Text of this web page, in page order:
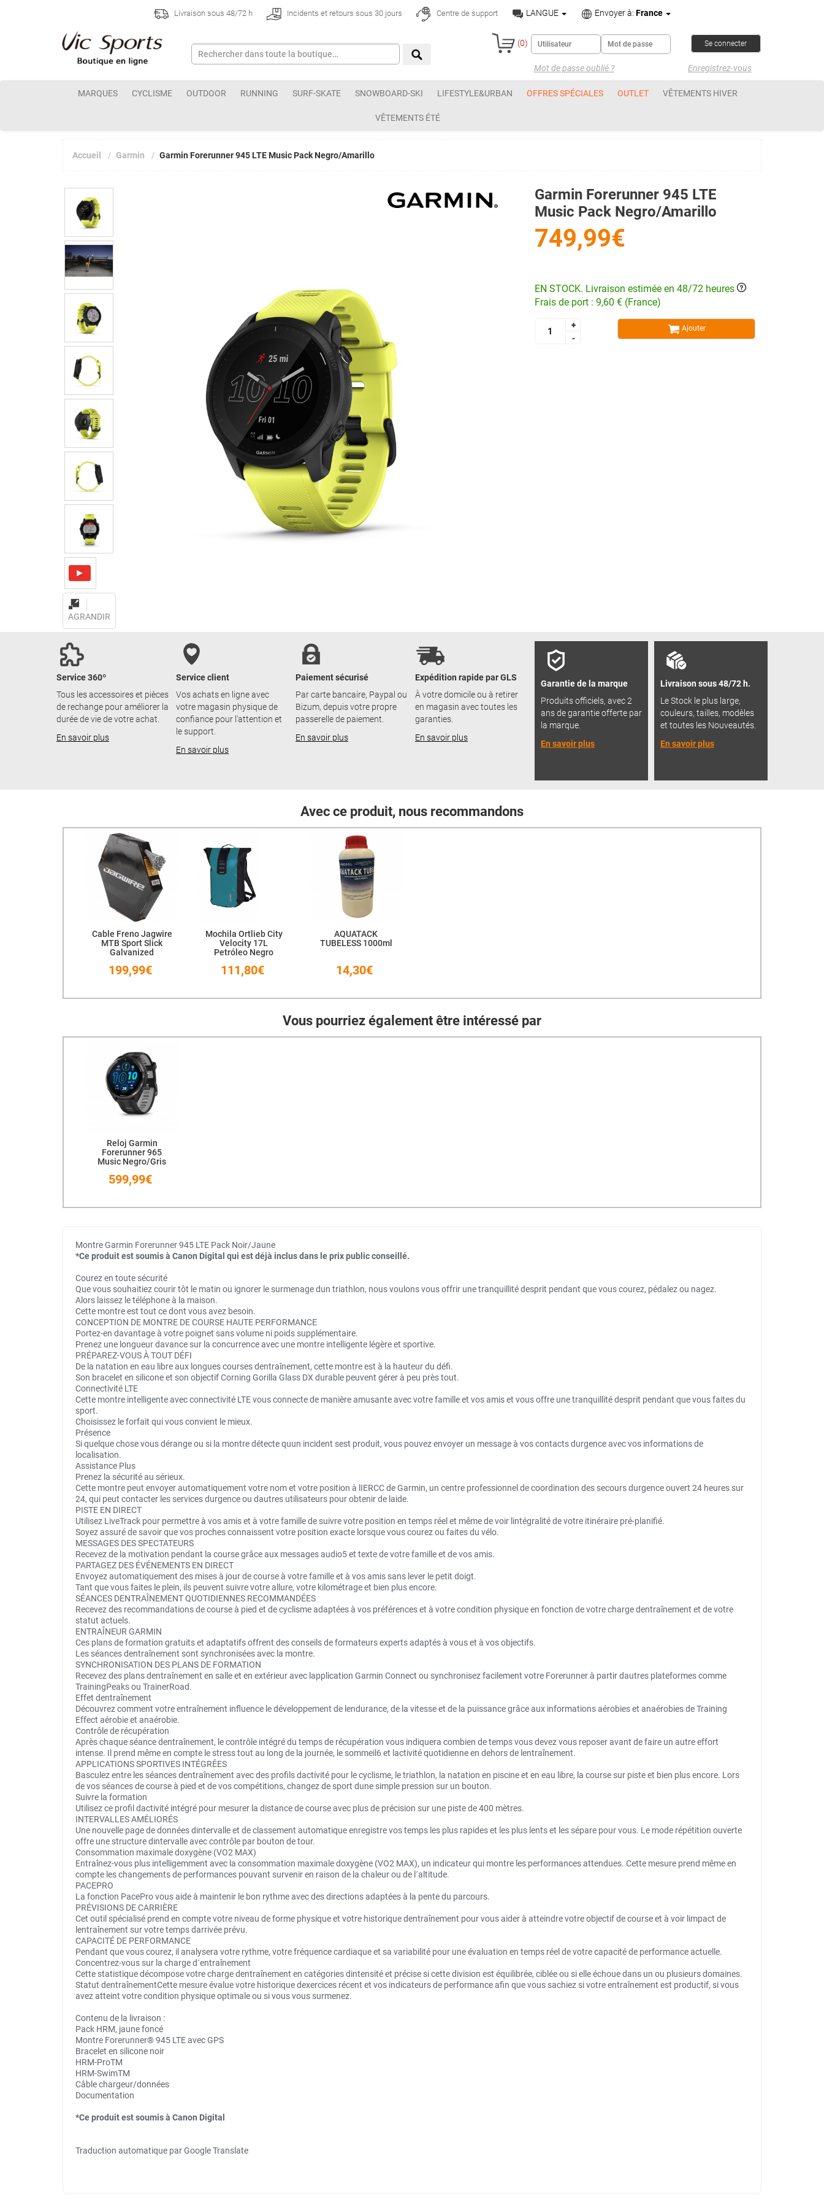
Livraison sous 48/72 h Incidents et retours sous 30 jours Centre de support LANGUE Envoyer à: France
(0)
Mot de passe oublié ? Enregistrez-vous
MARQUES CYCLISME OUTDOOR RUNNING SURF-SKATE SNOWBOARD-SKI LIFESTYLE&URBAN OFFRES SPÉCIALES OUTLET VÊTEMENTS HIVER
VÊTEMENTS ÉTÉ
Accueil Garmin Garmin Forerunner 945 LTE Music Pack Negro/Amarillo
AGRANDIR
Garmin Forerunner 945 LTE
Music Pack Negro/Amarillo
749,99€
EN STOCK. Livraison estimée en 48/72 heures
Frais de port : 9,60 € (France)
+
-
+
-
Ajouter
Service 360º
Tous les accessoires et pièces
de rechange pour améliorer la
durée de vie de votre achat.
En savoir plus
Service client
Vos achats en ligne avec
votre magasin physique de
confiance pour l'attention et
le support.
En savoir plus
Paiement sécurisé
Par carte bancaire, Paypal ou
Bizum, depuis votre propre
passerelle de paiement.
En savoir plus
Expédition rapide par GLS
À votre domicile ou à retirer
en magasin avec toutes les
garanties.
En savoir plus
Garantie de la marque
Produits officiels, avec 2
ans de garantie offerte par
la marque.
En savoir plus
Livraison sous 48/72 h.
Le Stock le plus large,
couleurs, tailles, modèles
et toutes les Nouveautés.
En savoir plus
Avec ce produit, nous recommandons
Cable Freno Jagwire
MTB Sport Slick
Galvanized
Sram/Shimano
199,99€
Mochila Ortlieb City
Velocity 17L
Petróleo Negro
111,80€
AQUATACK
TUBELESS 1000ml
14,30€
Vous pourriez également être intéressé par
Reloj Garmin
Forerunner 965
Music Negro/Gris
599,99€
Montre Garmin Forerunner 945 LTE Pack Noir/Jaune
*Ce produit est soumis à Canon Digital qui est déjà inclus dans le prix public conseillé.
Courez en toute sécurité
Que vous souhaitiez courir tôt le matin ou ignorer le surmenage dun triathlon, nous voulons vous offrir une tranquillité desprit pendant que vous courez, pédalez ou nagez.
Alors laissez le téléphone à la maison.
Cette montre est tout ce dont vous avez besoin.
CONCEPTION DE MONTRE DE COURSE HAUTE PERFORMANCE
Portez-en davantage à votre poignet sans volume ni poids supplémentaire.
Prenez une longueur davance sur la concurrence avec une montre intelligente légère et sportive.
PRÉPAREZ-VOUS À TOUT DÉFI
De la natation en eau libre aux longues courses dentraînement, cette montre est à la hauteur du défi.
Son bracelet en silicone et son objectif Corning Gorilla Glass DX durable peuvent gérer à peu près tout.
Connectivité LTE
Cette montre intelligente avec connectivité LTE vous connecte de manière amusante avec votre famille et vos amis et vous offre une tranquillité desprit pendant que vous faites du
sport.
Choisissez le forfait qui vous convient le mieux.
Présence
Si quelque chose vous dérange ou si la montre détecte quun incident sest produit, vous pouvez envoyer un message à vos contacts durgence avec vos informations de
localisation.
Assistance Plus
Prenez la sécurité au sérieux.
Cette montre peut envoyer automatiquement votre nom et votre position à lIERCC de Garmin, un centre professionnel de coordination des secours durgence ouvert 24 heures sur
24, qui peut contacter les services durgence ou dautres utilisateurs pour obtenir de laide.
PISTE EN DIRECT
Utilisez LiveTrack pour permettre à vos amis et à votre famille de suivre votre position en temps réel et même de voir lintégralité de votre itinéraire pré-planifié.
Soyez assuré de savoir que vos proches connaissent votre position exacte lorsque vous courez ou faites du vélo.
MESSAGES DES SPECTATEURS
Recevez de la motivation pendant la course grâce aux messages audio5 et texte de votre famille et de vos amis.
PARTAGEZ DES ÉVÉNEMENTS EN DIRECT
Envoyez automatiquement des mises à jour de course à votre famille et à vos amis sans lever le petit doigt.
Tant que vous faites le plein, ils peuvent suivre votre allure, votre kilométrage et bien plus encore.
SÉANCES DENTRAÎNEMENT QUOTIDIENNES RECOMMANDÉES
Recevez des recommandations de course à pied et de cyclisme adaptées à vos préférences et à votre condition physique en fonction de votre charge dentraînement et de votre
statut actuels.
ENTRAÎNEUR GARMIN
Ces plans de formation gratuits et adaptatifs offrent des conseils de formateurs experts adaptés à vous et à vos objectifs.
Les séances dentraînement sont synchronisées avec la montre.
SYNCHRONISATION DES PLANS DE FORMATION
Recevez des plans dentraînement en salle et en extérieur avec lapplication Garmin Connect ou synchronisez facilement votre Forerunner à partir dautres plateformes comme
TrainingPeaks ou TrainerRoad.
Effet dentraînement
Découvrez comment votre entraînement influence le développement de lendurance, de la vitesse et de la puissance grâce aux informations aérobies et anaérobies de Training
Effect aérobie et anaérobie.
Contrôle de récupération
Après chaque séance dentraînement, le contrôle intégré du temps de récupération vous indiquera combien de temps vous devez vous reposer avant de faire un autre effort
intense. Il prend même en compte le stress tout au long de la journée, le sommeil6 et lactivité quotidienne en dehors de lentraînement.
APPLICATIONS SPORTIVES INTÉGRÉES
Basculez entre les séances dentraînement avec des profils dactivité pour le cyclisme, le triathlon, la natation en piscine et en eau libre, la course sur piste et bien plus encore. Lors
de vos séances de course à pied et de vos compétitions, changez de sport dune simple pression sur un bouton.
Suivre la formation
Utilisez ce profil dactivité intégré pour mesurer la distance de course avec plus de précision sur une piste de 400 mètres.
INTERVALLES AMÉLIORÉS
Une nouvelle page de données dintervalle et de classement automatique enregistre vos temps les plus rapides et les plus lents et les sépare pour vous. Le mode répétition ouverte
offre une structure dintervalle avec contrôle par bouton de tour.
Consommation maximale doxygène (VO2 MAX)
Entraînez-vous plus intelligemment avec la consommation maximale doxygène (VO2 MAX), un indicateur qui montre les performances attendues. Cette mesure prend même en
compte les changements de performances pouvant survenir en raison de la chaleur ou de l´altitude.
PACEPRO
La fonction PacePro vous aide à maintenir le bon rythme avec des directions adaptées à la pente du parcours.
PRÉVISIONS DE CARRIÈRE
Cet outil spécialisé prend en compte votre niveau de forme physique et votre historique dentraînement pour vous aider à atteindre votre objectif de course et à voir limpact de
lentraînement sur votre temps darrivée prévu.
CAPACITÉ DE PERFORMANCE
Pendant que vous courez, il analysera votre rythme, votre fréquence cardiaque et sa variabilité pour une évaluation en temps réel de votre capacité de performance actuelle.
Concentrez-vous sur la charge d´entraînement
Cette statistique décompose votre charge dentraînement en catégories dintensité et précise si cette division est équilibrée, ciblée ou si elle échoue dans un ou plusieurs domaines.
Statut dentraînementCette mesure évalue votre historique dexercices récent et vos indicateurs de performance afin que vous sachiez si votre entraînement est productif, si vous
avez atteint votre condition physique optimale ou si vous vous surmenez.
Contenu de la livraison :
Pack HRM, jaune foncé
Montre Forerunner® 945 LTE avec GPS
Bracelet en silicone noir
HRM-ProTM
HRM-SwimTM
Câble chargeur/données
Documentation
*Ce produit est soumis à Canon Digital
Traduction automatique par Google Translate